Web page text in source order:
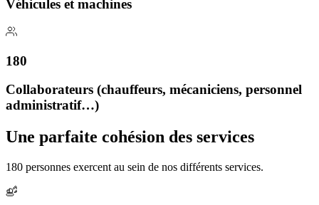
Véhicules et machines
180
Collaborateurs (chauffeurs, mécaniciens, personnel
administratif…)
Une parfaite cohésion des services
180 personnes exercent au sein de nos différents services.